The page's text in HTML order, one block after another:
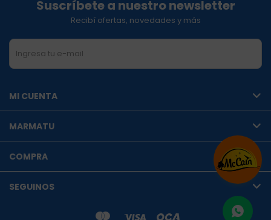
Suscríbete a nuestro newsletter
Recibí ofertas, novedades y más
MI CUENTA
MARMATU
COMPRA
SEGUINOS